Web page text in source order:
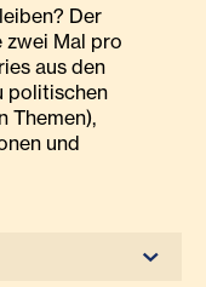
Der
Mal pro
aus den
politischen
Themen),
und